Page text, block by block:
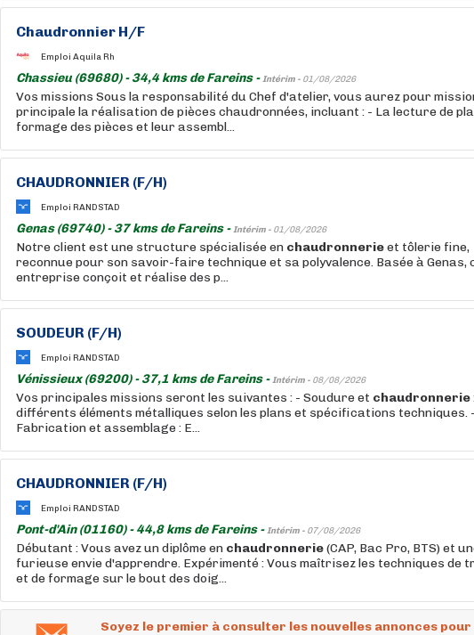
Chaudronnier H/F
Emploi Aquila Rh
Chassieu (69680) - 34,4 kms de Fareins -Intérim - 01/08/2026
Vos missions Sous la responsabilité du Chef d'atelier, vous aurez pour
principale la réalisation de pièces chaudronnées, incluant : - La lecture de
formage des pièces et leur assembl...
CHAUDRONNIER (F/H)
Emploi RANDSTAD
Genas (69740) - 37 kms de Fareins -Intérim - 01/08/2026
Notre client est une structure spécialisée en chaudronnerieet tôlerie fine,
reconnue pour son savoir-faire technique et sa polyvalence. Basée à Genas,
entreprise conçoit et réalise des p...
SOUDEUR (F/H)
Emploi RANDSTAD
Vénissieux (69200) - 37,1 kms de Fareins -Intérim - 08/08/2026
Vos principales missions seront les suivantes : - Soudure et chaudronnerie
différents éléments métalliques selon les plans et spécifications techniques. -
Fabrication et assemblage : E...
CHAUDRONNIER (F/H)
Emploi RANDSTAD
Pont-d'Ain (01160) - 44,8 kms de Fareins -Intérim - 07/08/2026
Débutant : Vous avez un diplôme en chaudronnerie(CAP, Bac Pro, BTS) et
furieuse envie d'apprendre. Expérimenté : Vous maîtrisez les techniques de
et de formage sur le bout des doig...
Soyez le premier à consulter les nouvelles annonces pour